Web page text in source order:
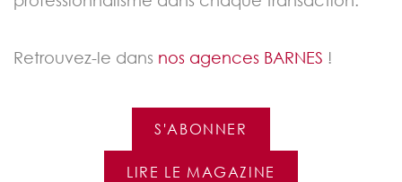
Retrouvez-le dans nos agences BARNES !
S'ABONNER
LIRE LE MAGAZINE